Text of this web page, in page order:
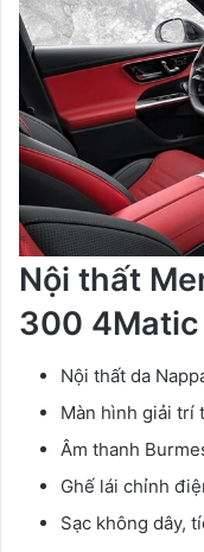
Nội thất
300
Nội thất da
Màn hình giải trí
Âm thanh
Ghế lái chỉnh
Sạc không dây,